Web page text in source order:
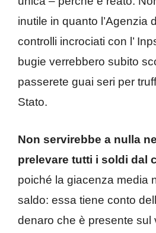
inutile in quanto l’Agenzia
controlli incrociati con l’
bugie verrebbero subito
passerete guai seri per
Stato.
Non servirebbe a nulla
prelevare tutti i soldi dal
poiché la giacenza media
saldo: essa tiene conto
denaro che è presente sul